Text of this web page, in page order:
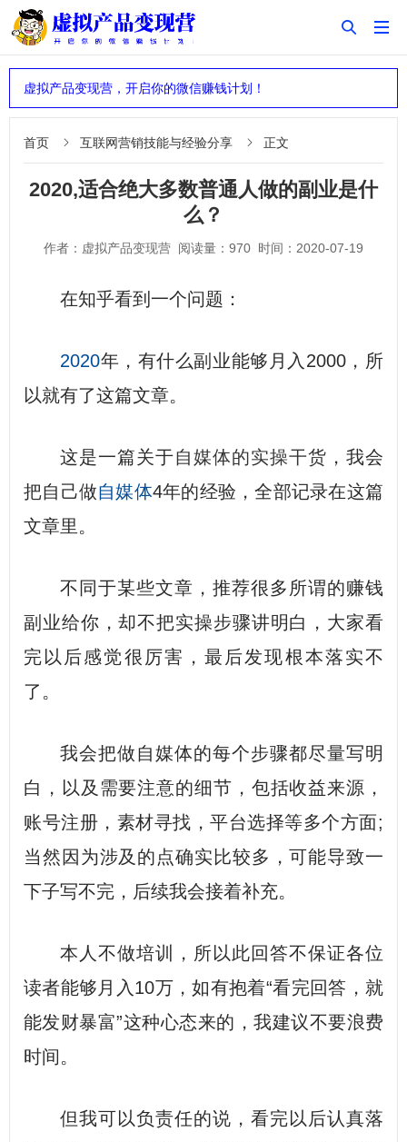


虚拟产品变现营，开启你的微信赚钱计划！
首页  互联网营销技能与经验分享  正文
2020,适合绝大多数普通人做的副业是什
么？
作者：虚拟产品变现营 阅读量：970 时间：2020-07-19
在知乎看到一个问题：
2020年，有什么副业能够月入2000，所
以就有了这篇文章。
这是一篇关于自媒体的实操干货 ，我会
把自己做自媒体4年的经验，全部记录在这篇
文章里。
不同于某些文章，推荐很多所谓的赚钱
副业给你，却不把实操步骤讲明白，大家看
完以后感觉很厉害，最后发现根本落实不
了。
我会把做自媒体的每个步骤都尽量写明
白，以及需要注意的细节，包括收益来源，
账号注册，素材寻找，平台选择等多个方面;
当然因为涉及的点确实比较多，可能导致一
下子写不完，后续我会接着补充。
本人不做培训，所以此回答不保证各位
读者能够月入10万，如有抱着“看完回答，就
能发财暴富”这种心态来的，我建议不要浪费
时间。
但我可以负责任的说，看完以后认真落